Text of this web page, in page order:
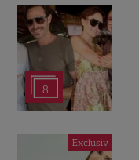
8
Exclusiv